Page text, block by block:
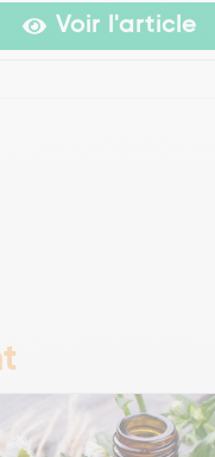
Voir l'article